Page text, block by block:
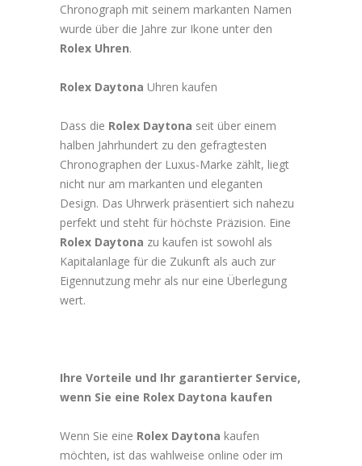
Chronograph mit seinem markanten Namen
wurde über die Jahre zur Ikone unter den
Rolex Uhren.
Rolex Daytona Uhren kaufen
Dass die Rolex Daytona seit über einem
halben Jahrhundert zu den gefragtesten
Chronographen der Luxus-Marke zählt, liegt
nicht nur am markanten und eleganten
Design. Das Uhrwerk präsentiert sich nahezu
perfekt und steht für höchste Präzision. Eine
Rolex Daytona zu kaufen ist sowohl als
Kapitalanlage für die Zukunft als auch zur
Eigennutzung mehr als nur eine Überlegung
wert.
Ihre Vorteile und Ihr garantierter Service,
wenn Sie eine Rolex Daytona kaufen
Wenn Sie eine Rolex Daytona kaufen
möchten, ist das wahlweise online oder im